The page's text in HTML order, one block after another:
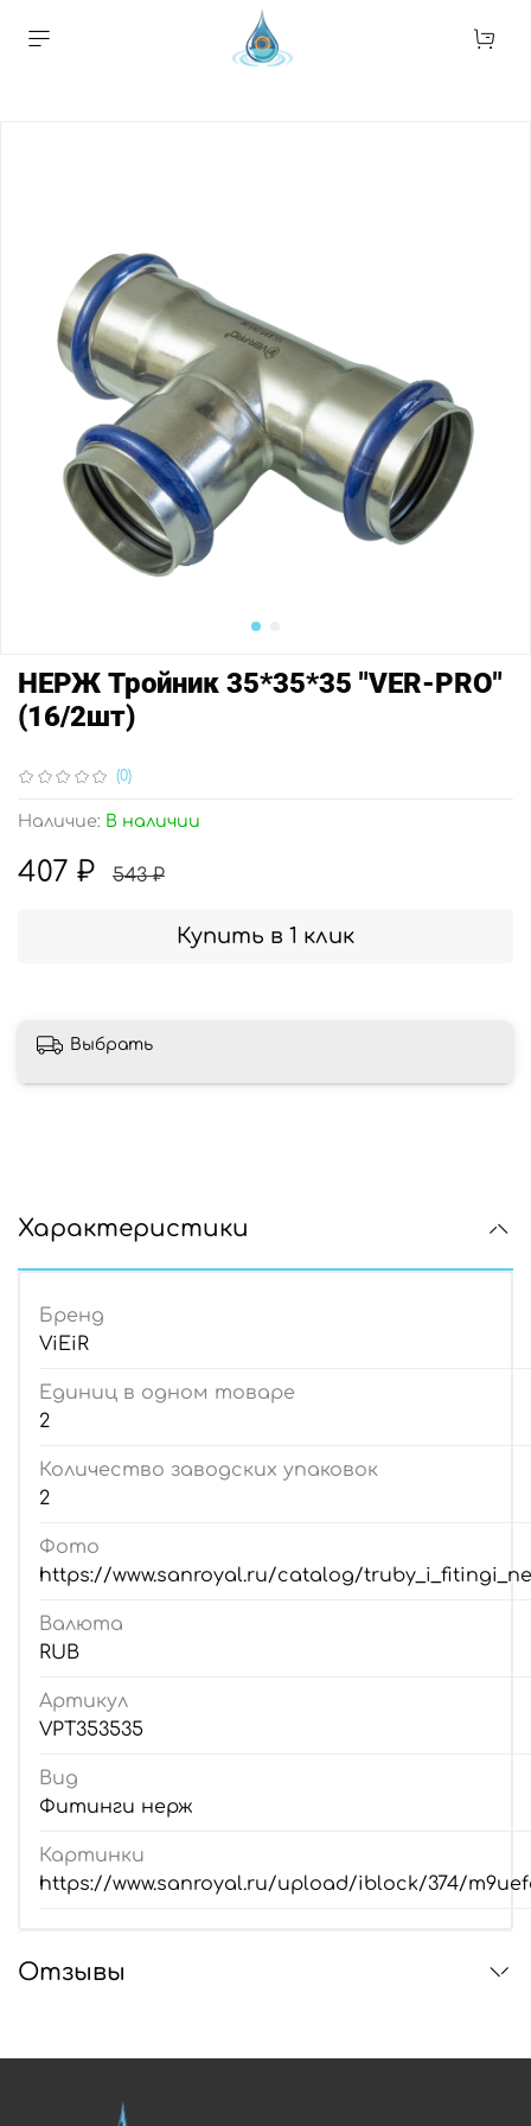
(0)
Наличие: В наличии
НЕРЖ Тройник 35*35*35 "VER-PRO"
(16/2шт)
407 ₽ 543 ₽
Купить в 1 клик
Выбрать
Характеристики
Бренд
ViEiR
Единиц в одном товаре
2
Количество заводских упаковок
2
Фото
https://www.sanroyal.ru/catalog/
Валюта
RUB
Артикул
VPT353535
Вид
Фитинги нерж
Картинки
https://www.sanroyal.ru/upload/iblock/374/
Отзывы